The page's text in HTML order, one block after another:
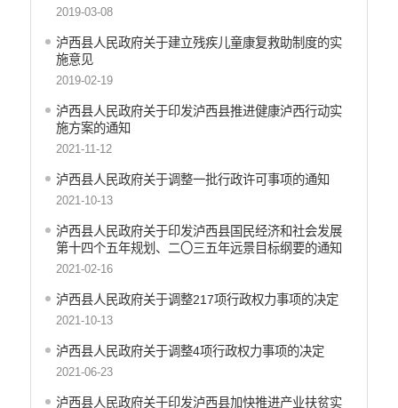
2019-03-08
泸西县人民政府关于建立残疾儿童康复救助制度的实
施意见
2019-02-19
泸西县人民政府关于印发泸西县推进健康泸西行动实
施方案的通知
2021-11-12
泸西县人民政府关于调整一批行政许可事项的通知
2021-10-13
泸西县人民政府关于印发泸西县国民经济和社会发展
第十四个五年规划、二〇三五年远景目标纲要的通知
2021-02-16
泸西县人民政府关于调整217项行政权力事项的决定
2021-10-13
泸西县人民政府关于调整4项行政权力事项的决定
2021-06-23
泸西县人民政府关于印发泸西县加快推进产业扶贫实